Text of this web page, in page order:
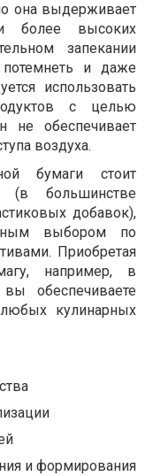
она выдерживает
более высоких
запекании
и даже
использовать
с целью
не обеспечивает
воздуха.
бумаги стоит
(в большинстве
добавок),
выбором по
Приобретая
например, в
обеспечиваете
кулинарных
и формирования